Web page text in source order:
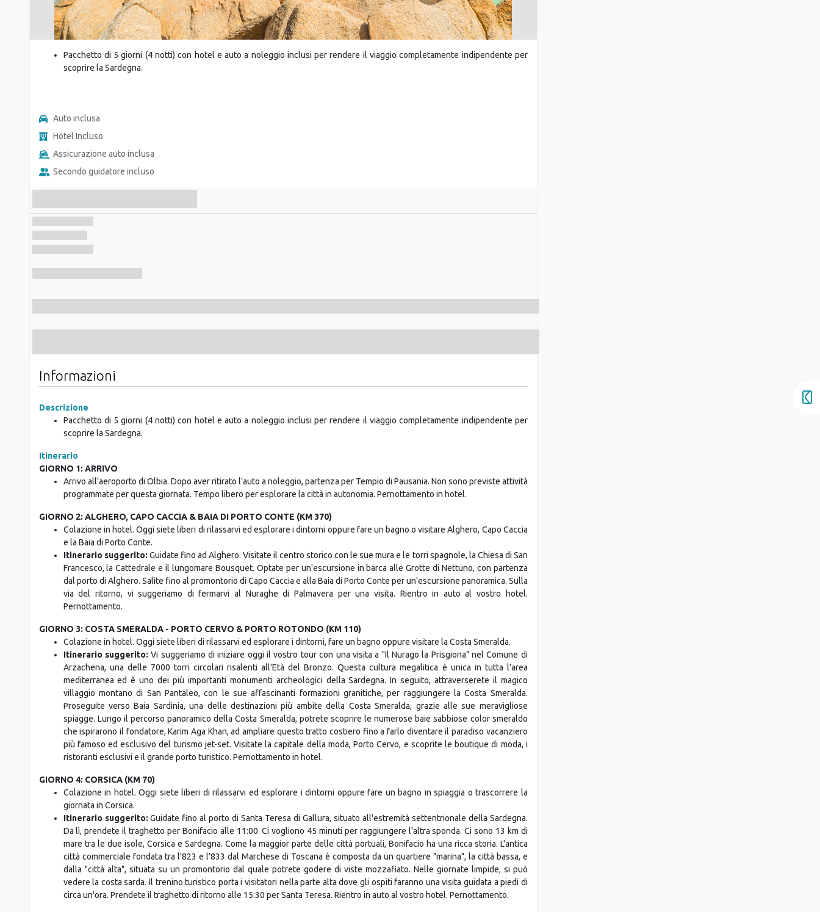
Pacchetto di 5 giorni (4 notti) con hotel e auto a noleggio inclusi per rendere il viaggio completamente indipendente per
scoprire la Sardegna.
Auto inclusa
Hotel Incluso
Assicurazione auto inclusa
Secondo guidatore incluso
Informazioni
Descrizione
Pacchetto di 5 giorni (4 notti) con hotel e auto a noleggio inclusi per rendere il viaggio completamente indipendente per
scoprire la Sardegna.
Itinerario
GIORNO 1: ARRIVO
Arrivo all'aeroporto di Olbia. Dopo aver ritirato l'auto a noleggio, partenza per Tempio di Pausania. Non sono previste attività
programmate per questa giornata. Tempo libero per esplorare la città in autonomia. Pernottamento in hotel.
GIORNO 2: ALGHERO, CAPO CACCIA & BAIA DI PORTO CONTE (KM 370)
Colazione in hotel. Oggi siete liberi di rilassarvi ed esplorare i dintorni oppure fare un bagno o visitare Alghero, Capo Caccia
e la Baia di Porto Conte.
Itinerario suggerito: Guidate fino ad Alghero. Visitate il centro storico con le sue mura e le torri spagnole, la Chiesa di San
Francesco, la Cattedrale e il lungomare Bousquet. Optate per un'escursione in barca alle Grotte di Nettuno, con partenza
dal porto di Alghero. Salite fino al promontorio di Capo Caccia e alla Baia di Porto Conte per un'escursione panoramica. Sulla
via del ritorno, vi suggeriamo di fermarvi al Nuraghe di Palmavera per una visita. Rientro in auto al vostro hotel.
Pernottamento.
GIORNO 3: COSTA SMERALDA - PORTO CERVO & PORTO ROTONDO (KM 110)
Colazione in hotel. Oggi siete liberi di rilassarvi ed esplorare i dintorni, fare un bagno oppure visitare la Costa Smeralda.
Itinerario suggerito: Vi suggeriamo di iniziare oggi il vostro tour con una visita a "Il Nurago la Prisgiona" nel Comune di
Arzachena, una delle 7000 torri circolari risalenti all'Età del Bronzo. Questa cultura megalitica è unica in tutta l'area
mediterranea ed è uno dei più importanti monumenti archeologici della Sardegna. In seguito, attraverserete il magico
villaggio montano di San Pantaleo, con le sue affascinanti formazioni granitiche, per raggiungere la Costa Smeralda.
Proseguite verso Baia Sardinia, una delle destinazioni più ambite della Costa Smeralda, grazie alle sue meravigliose
spiagge. Lungo il percorso panoramico della Costa Smeralda, potrete scoprire le numerose baie sabbiose color smeraldo
che ispirarono il fondatore, Karim Aga Khan, ad ampliare questo tratto costiero fino a farlo diventare il paradiso vacanziero
più famoso ed esclusivo del turismo jet-set. Visitate la capitale della moda, Porto Cervo, e scoprite le boutique di moda, i
ristoranti esclusivi e il grande porto turistico. Pernottamento in hotel.
GIORNO 4: CORSICA (KM 70)
Colazione in hotel. Oggi siete liberi di rilassarvi ed esplorare i dintorni oppure fare un bagno in spiaggia o trascorrere la
giornata in Corsica.
Itinerario suggerito: Guidate fino al porto di Santa Teresa di Gallura, situato all'estremità settentrionale della Sardegna.
Da lì, prendete il traghetto per Bonifacio alle 11:00. Ci vogliono 45 minuti per raggiungere l'altra sponda. Ci sono 13 km di
mare tra le due isole, Corsica e Sardegna. Come la maggior parte delle città portuali, Bonifacio ha una ricca storia. L'antica
città commerciale fondata tra l'823 e l'833 dal Marchese di Toscana è composta da un quartiere "marina", la città bassa, e
dalla "città alta", situata su un promontorio dal quale potrete godere di viste mozzafiato. Nelle giornate limpide, si può
vedere la costa sarda. Il trenino turistico porta i visitatori nella parte alta dove gli ospiti faranno una visita guidata a piedi di
circa un'ora. Prendete il traghetto di ritorno alle 15:30 per Santa Teresa. Rientro in auto al vostro hotel. Pernottamento.